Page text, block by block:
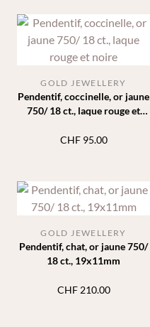
Pendentif, coccinelle, or jaune
750/ 18 ct., laque rouge et
GOLD JEWELLERY
CHF95.00
Pendentif, chat, or jaune 750/
18 ct., 19x11mm
GOLD JEWELLERY
CHF210.00